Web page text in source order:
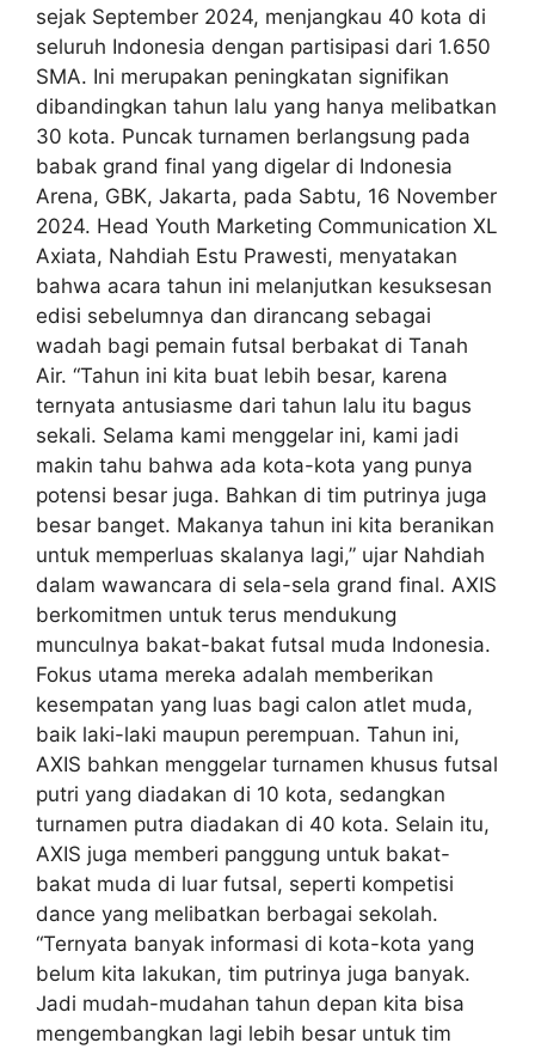
sejak September 2024, menjangkau 40 kota di
seluruh Indonesia dengan partisipasi dari 1.650
SMA. Ini merupakan peningkatan signifikan
dibandingkan tahun lalu yang hanya melibatkan
30 kota. Puncak turnamen berlangsung pada
babak grand final yang digelar di Indonesia
Arena, GBK, Jakarta, pada Sabtu, 16 November
2024. Head Youth Marketing Communication XL
Axiata, Nahdiah Estu Prawesti, menyatakan
bahwa acara tahun ini melanjutkan kesuksesan
edisi sebelumnya dan dirancang sebagai
wadah bagi pemain futsal berbakat di Tanah
Air. “Tahun ini kita buat lebih besar, karena
ternyata antusiasme dari tahun lalu itu bagus
sekali. Selama kami menggelar ini, kami jadi
makin tahu bahwa ada kota-kota yang punya
potensi besar juga. Bahkan di tim putrinya juga
besar banget. Makanya tahun ini kita beranikan
untuk memperluas skalanya lagi,” ujar Nahdiah
dalam wawancara di sela-sela grand final. AXIS
berkomitmen untuk terus mendukung
munculnya bakat-bakat futsal muda Indonesia.
Fokus utama mereka adalah memberikan
kesempatan yang luas bagi calon atlet muda,
baik laki-laki maupun perempuan. Tahun ini,
AXIS bahkan menggelar turnamen khusus futsal
putri yang diadakan di 10 kota, sedangkan
turnamen putra diadakan di 40 kota. Selain itu,
AXIS juga memberi panggung untuk bakat-
bakat muda di luar futsal, seperti kompetisi
dance yang melibatkan berbagai sekolah.
“Ternyata banyak informasi di kota-kota yang
belum kita lakukan, tim putrinya juga banyak.
Jadi mudah-mudahan tahun depan kita bisa
mengembangkan lagi lebih besar untuk tim